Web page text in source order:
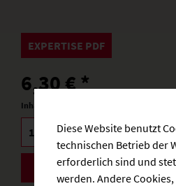
EXPERTISE PDF
6,30 € *
Inhalt:
BESTELLEN
Diese Website benutzt
technischen Betrieb der
erforderlich sind und
werden. Andere